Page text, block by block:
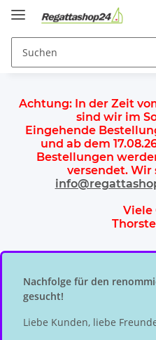
Achtung: In der Zeit
sind wir im
Eingehende
und ab dem
Bestellungen
versendet. Wir
Viele
Nachfolge für den
gesucht!
Liebe Kunden, liebe